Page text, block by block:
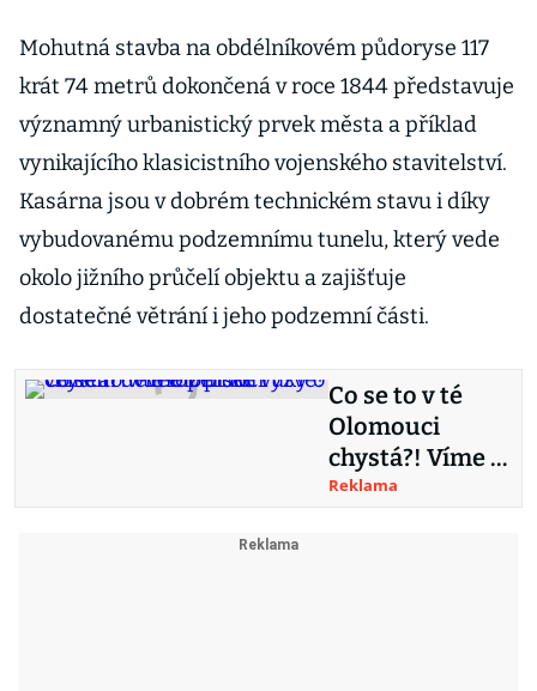
Mohutná stavba na obdélníkovém půdoryse 117
krát 74 metrů dokončená v roce 1844 představuje
významný urbanistický prvek města a příklad
vynikajícího klasicistního vojenského stavitelství.
Kasárna jsou v dobrém technickém stavu i díky
vybudovanému podzemnímu tunelu, který vede
okolo jižního průčelí objektu a zajišťuje
dostatečné větrání i jeho podzemní části.
Co se to v té
Olomouci
chystá?! Víme z
první ruky o
Reklama